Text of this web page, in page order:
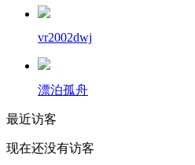
vr2002dwj
漂泊孤舟
最近访客
现在还没有访客